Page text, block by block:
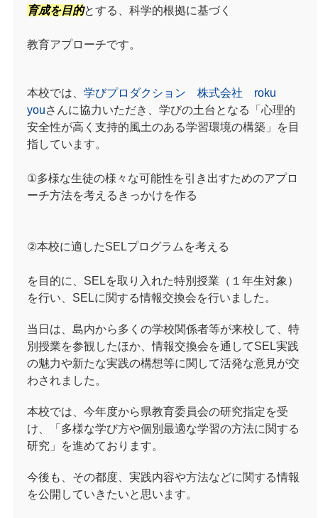
育成を目的とする、科学的根拠に基づく
教育アプローチです。
本校では、 学びプロダクション 株式会社 roku
youさんに協力いただき、学びの土台となる「心理的
安全性が高く支持的風土のある学習環境の構築」を目
指しています。
①多様な生徒の様々な可能性を引き出すためのアプロ
ーチ方法を考えるきっかけを作る
②本校に適したSELプログラムを考える
を目的に、SELを取り入れた特別授業（１年生対象）
を行い、SELに関する情報交換会を行いました。
当日は、島内から多くの学校関係者等が来校して、特
別授業を参観したほか、情報交換会を通してSEL実践
の魅力や新たな実践の構想等に関して活発な意見が交
わされました。
本校では、今年度から県教育委員会の研究指定を受
け、「多様な学び方や個別最適な学習の方法に関する
研究」を進めております。
今後も、その都度、実践内容や方法などに関する情報
を公開していきたいと思います。